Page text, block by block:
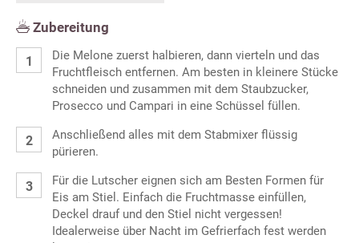
Zubereitung
Die Melone zuerst halbieren, dann vierteln und das
Fruchtfleisch entfernen. Am besten in kleinere Stücke
schneiden und zusammen mit dem Staubzucker,
Prosecco und Campari in eine Schüssel füllen.
Anschließend alles mit dem Stabmixer flüssig
pürieren.
Für die Lutscher eignen sich am Besten Formen für
Eis am Stiel. Einfach die Fruchtmasse einfüllen,
Deckel drauf und den Stiel nicht vergessen!
Idealerweise über Nacht im Gefrierfach fest werden